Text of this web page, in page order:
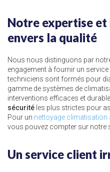
Notre expertise
envers la qualité
Nous nous distinguons par
engagement à fournir un
techniciens sont formés pour
gamme de systèmes de
interventions efficaces et
sécurité les plus strictes pour
Pour un nettoyage climatisation
vous pouvez compter sur notre
Un service client